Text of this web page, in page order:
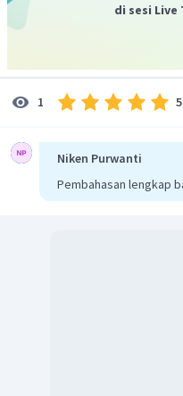
di sesi Live
1
Niken Purwanti
Pembahasan lengkap